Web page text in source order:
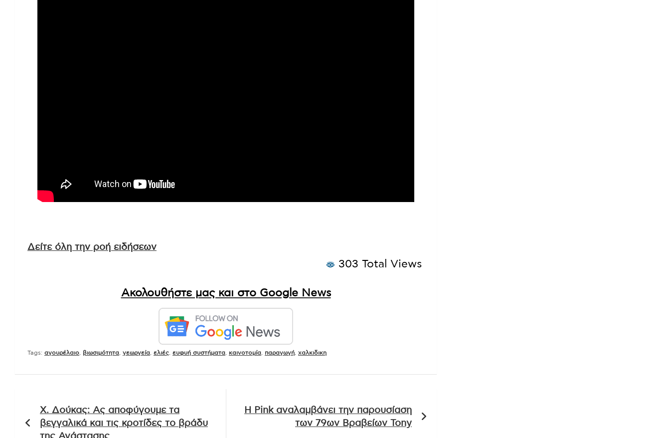
Δείτε όλη την ροή ειδήσεων
303 Total Views
Ακολουθήστε μας και στο Google News
Tags: αγουρέλαιο βιωσιμότητα γεωργεία ελιές ευφυή συστήματα καινοτομία παραγωγή χαλκιδικη
άρθρων
Χ. Δούκας: Ας αποφύγουμε τα
βεγγαλικά και τις κροτίδες το βράδυ
Η Pink αναλαμβάνει την παρουσίαση
των 79ων Βραβείων Tony